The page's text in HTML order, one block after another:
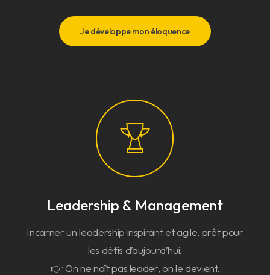
Je développe mon éloquence
Leadership & Management
Incarner un leadership inspirant et agile, prêt pour
les défis d’aujourd’hui.
👉 On ne naît pas leader, on le devient.